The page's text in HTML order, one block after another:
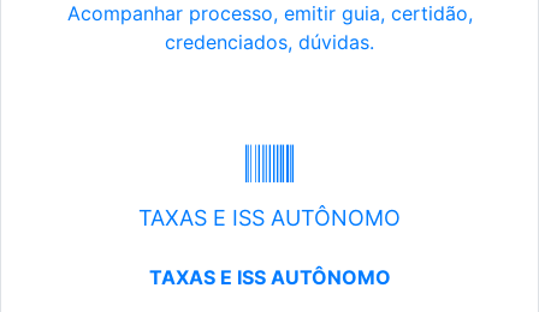
Acompanhar processo, emitir guia, certidão,
credenciados, dúvidas.
TAXAS E ISS AUTÔNOMO
TAXAS E ISS AUTÔNOMO